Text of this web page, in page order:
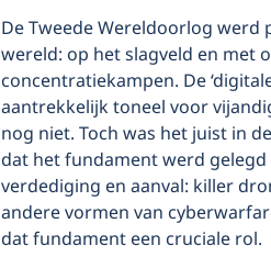
De Tweede Wereldoorlog
wereld: op het slagveld en met
concentratiekampen. De
aantrekkelijk toneel voor
nog niet. Toch was het juist in
dat het fundament werd
verdediging en aanval: killer
andere vormen van
dat fundament een cruciale rol.